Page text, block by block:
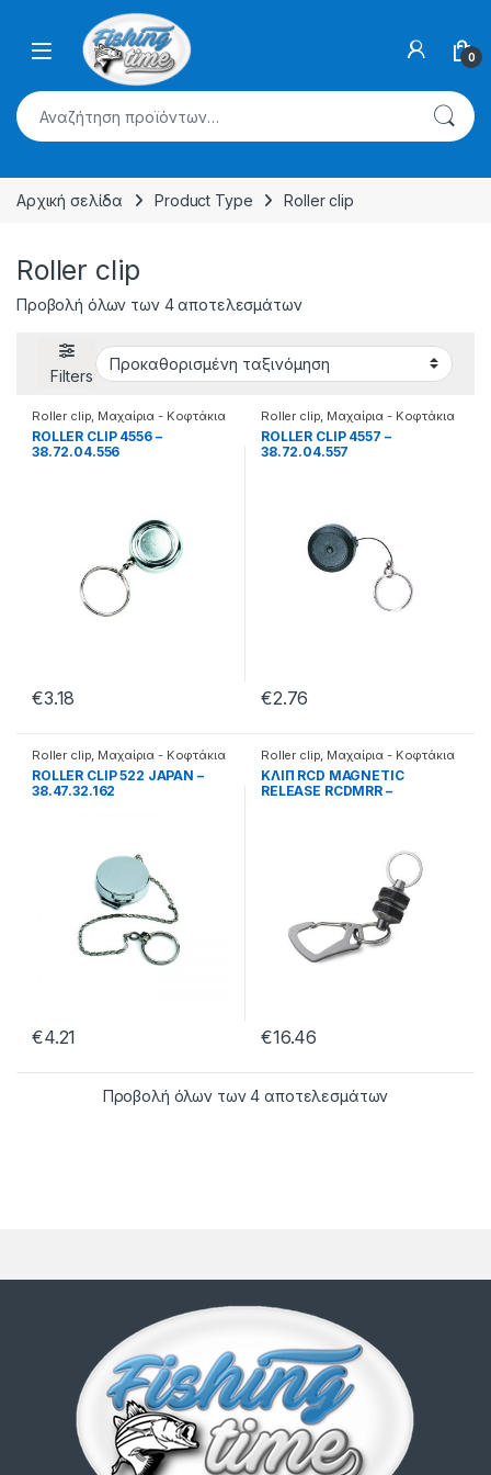
Skip to navigation
0
Αναζήτηση για:
Αρχική σελίδα Product Type Roller clip
Roller clip
Προβολή όλων των 4 αποτελεσμάτων
Filters
Roller clip, Μαχαίρια - Κοφτάκια
ROLLER CLIP 4556 –
38.72.04.556
€3.18
Roller clip, Μαχαίρια - Κοφτάκια
ROLLER CLIP 4557 –
38.72.04.557
€2.76
Roller clip, Μαχαίρια - Κοφτάκια
ROLLER CLIP 522 JAPAN –
38.47.32.162
€4.21
Roller clip, Μαχαίρια - Κοφτάκια
ΚΛΙΠ RCD MAGNETIC
RELEASE RCDMRR –
€16.46
Προβολή όλων των 4 αποτελεσμάτων